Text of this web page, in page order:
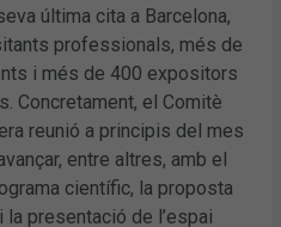
última cita a Barcelona,
professionals, més de
i més de 400 expositors
Concretament, el Comitè
reunió a principis del mes
entre altres, amb el
científic, la proposta
presentació de l’espai